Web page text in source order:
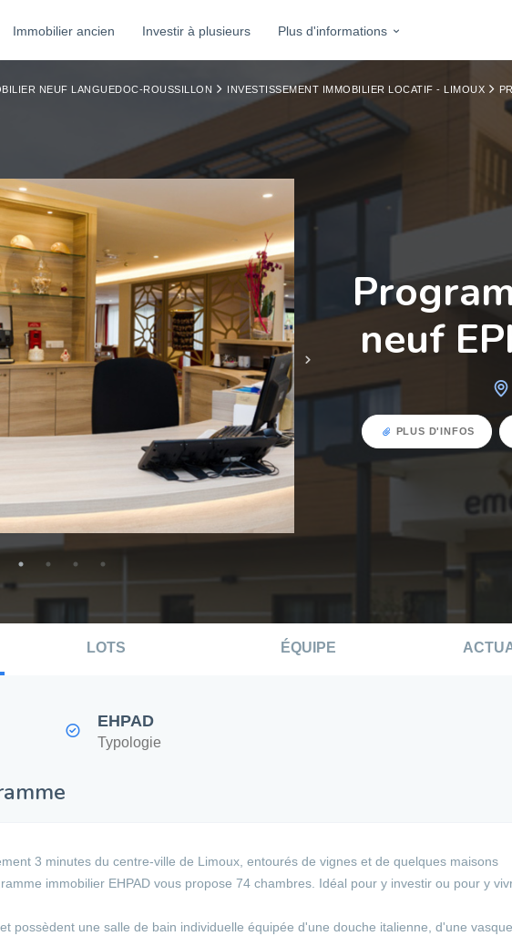
Immobilier ancien Investir à plusieurs Plus d'informations
NEUF LANGUEDOC-ROUSSILLON INVESTISSEMENT IMMOBILIER LOCATIF - LIMOUX
neuf
PLUS D'INFOS
LOTS ÉQUIPE
EHPAD
Typologie
3 minutes du centre-ville de Limoux, entourés de vignes et de quelques maisons
immobilier EHPAD vous propose 74 chambres. Idéal pour y investir ou pour y
possèdent une salle de bain individuelle équipée d'une douche italienne, d'une vasque,